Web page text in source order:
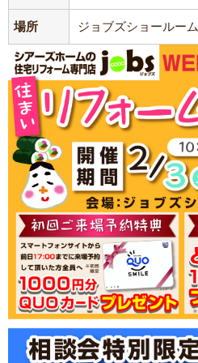
場所 ジョブズショールーム